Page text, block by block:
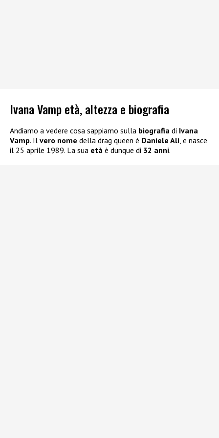
Ivana Vamp età, altezza e biografia
Andiamo a vedere cosa sappiamo sulla biografia di Ivana
Vamp. Il vero nome della drag queen è Daniele Alì, e nasce
il 25 aprile 1989. La sua età è dunque di 32 anni.